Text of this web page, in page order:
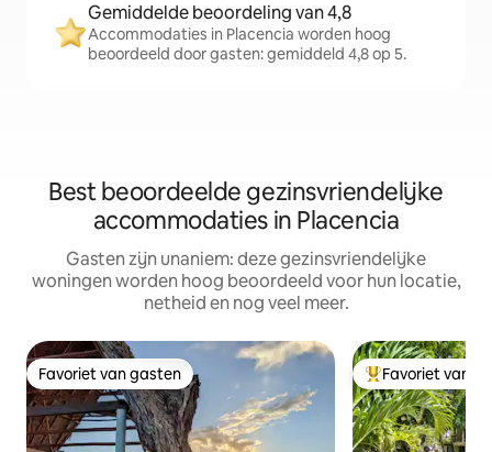
Gemiddelde beoordeling van 4,8
Accommodaties in Placencia worden hoog
beoordeeld door gasten: gemiddeld 4,8 op 5.
Best beoordeelde gezinsvriendelijke
accommodaties in Placencia
Gasten zijn unaniem: deze gezinsvriendelijke
woningen worden hoog beoordeeld voor hun locatie,
netheid en nog veel meer.
Favoriet van gasten
Favoriet van gasten Topfavoriet van
Favoriet van